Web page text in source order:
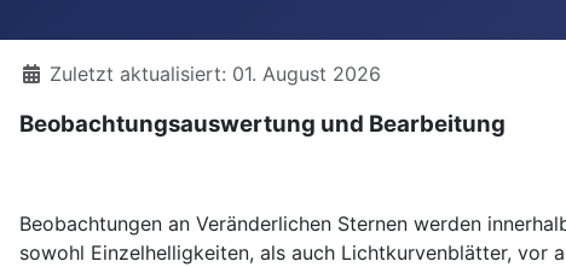
DetailsZuletzt aktualisiert: 01. August 2026
Beobachtungsauswertung und Bearbeitung
Beobachtungen an Veränderlichen Sternen werden
sowohl Einzelhelligkeiten, als auch Lichtkurvenblätter, vor